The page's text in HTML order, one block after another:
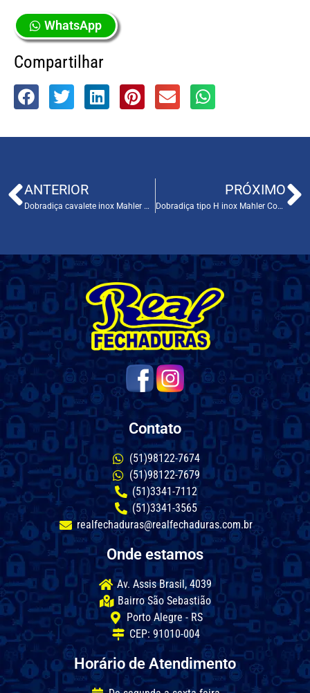
WhatsApp
Compartilhar
ANTERIOR
Dobradiça cavalete inox Mahler Cod. 017
PRÓXIMO
Dobradiça tipo H inox Mahler Cod. 015
Contato
(51)98122-7674
(51)98122-7679
(51)3341-7112
(51)3341-3565
realfechaduras@realfechaduras.com.br
Onde estamos
Av. Assis Brasil, 4039
Bairro São Sebastião
Porto Alegre - RS
CEP: 91010-004
Horário de Atendimento